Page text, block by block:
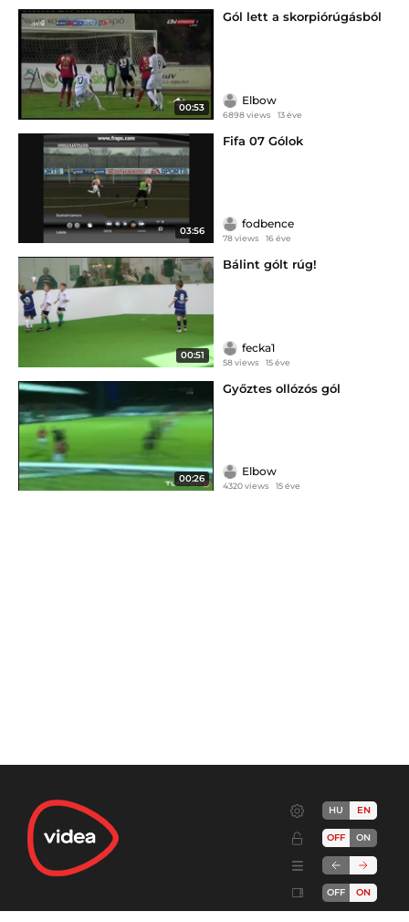
00:53
Gól lett a skorpiórúgásból
Elbow
6898 views 13 éve
03:56
Fifa 07 Gólok
fodbence
78 views 16 éve
00:51
Bálint gólt rúg!
fecka1
58 views 15 éve
00:26
Győztes ollózós gól
Elbow
4320 views 15 éve
HU EN
OFF ON
OFF ON